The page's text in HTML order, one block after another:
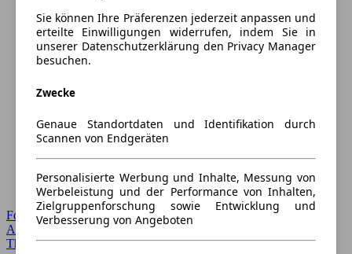
Forum Startseite
Alle Auto-Foren
Themen-Forum
Sie können Ihre Präferenzen jederzeit anpassen und
erteilte Einwilligungen widerrufen, indem Sie in
unserer Datenschutzerklärung den Privacy Manager
besuchen.
Zwecke
Genaue Standortdaten und Identifikation durch
Scannen von Endgeräten
Personalisierte Werbung und Inhalte, Messung von
Werbeleistung und der Performance von Inhalten,
Zielgruppenforschung sowie Entwicklung und
Verbesserung von Angeboten